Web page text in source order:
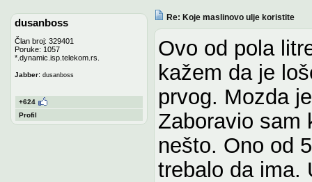
dusanboss
Član broj: 329401
Poruke: 1057
*.dynamic.isp.telekom.rs.
Jabber: dusanboss
+624
Profil
Re: Koje maslinovo ulje koristite
Ovo od pola
kažem da je
prvog. Mozda
Zaboravio sam
nešto. Ono od
trebalo da ima.